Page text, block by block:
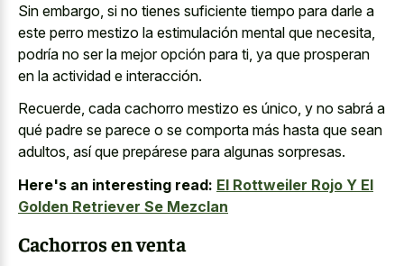
Sin embargo, si no tienes suficiente tiempo para darle a
este perro mestizo la estimulación mental que necesita,
podría no ser la mejor opción para ti, ya que prosperan
en la actividad e interacción.
Recuerde, cada cachorro mestizo es único, y no sabrá a
qué padre se parece o se comporta más hasta que sean
adultos, así que prepárese para algunas sorpresas.
Here's an interesting read: El Rottweiler Rojo Y El
Golden Retriever Se Mezclan
Cachorros en venta